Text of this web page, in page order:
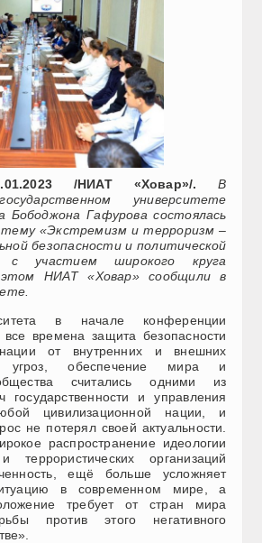
/НИАТ «Ховар»/.
В
университете
Бободжона Гафурова состоялась
«Экстремизм и терроризм –
безопасности и политической
с участием широкого круга
НИАТ «Ховар» сообщили в
в начале конференции
все времена защита безопасности
от внутренних и внешних
угроз, обеспечение мира и
считались одними из
государственности и управления
цивилизационной нации, и
не потерял своей актуальности.
распространение идеологии
террористических организаций
ещё больше усложняет
в современном мире, а
требует от стран мира
против этого негативного